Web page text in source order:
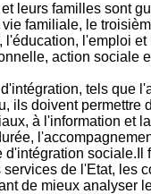
leurs familles sont
familiale, le
l'emploi
action
tels
doivent
à l'information et
de l'Etat,
de mieux